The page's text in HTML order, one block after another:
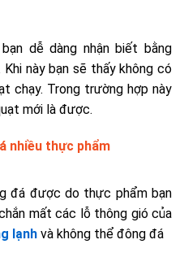
dễ dàng nhận biết bằng
Khi này bạn sẽ thấy không có
chạy. Trong trường hợp này
mới là được.
nhiều thực phẩm
đá được do thực phẩm bạn
mất các lỗ thông gió của
lạnh và không thể đông đá